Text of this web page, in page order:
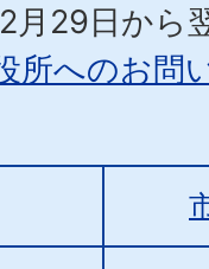
月29日から
所へのお問